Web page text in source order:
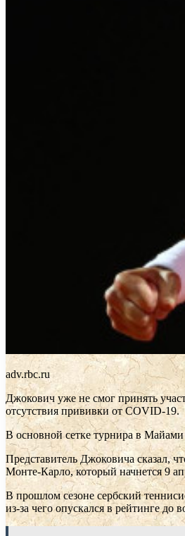
adv.rbc.ru
Джокович уже не смог принять
отсутствия прививки от COVID-19.
В основной сетке турнира в
Представитель Джоковича сказал,
Монте-Карло, который начнется 9
В прошлом сезоне сербский
из-за чего опускался в рейтинге до